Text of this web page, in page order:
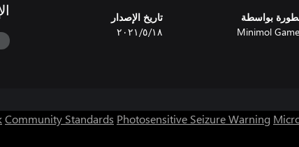
بواسطة
Minimol
تاريخ الإصدار
١٨‏/٥‏/٢٠٢١
Community Standards Photosensitive Seizure Warning